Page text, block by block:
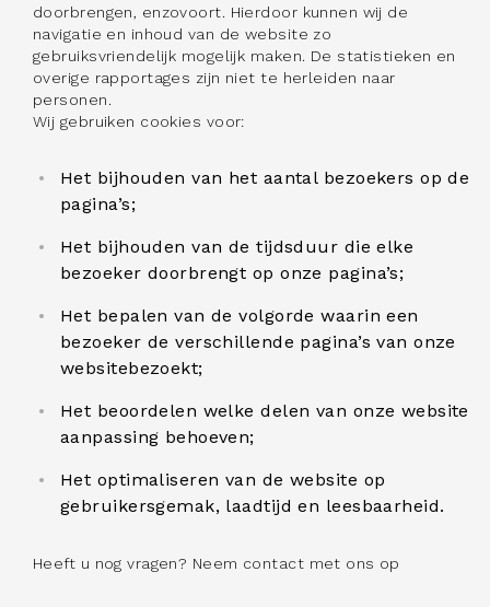
doorbrengen, enzovoort. Hierdoor kunnen wij de
navigatie en inhoud van de website zo
gebruiksvriendelijk mogelijk maken. De statistieken en
overige rapportages zijn niet te herleiden naar
personen.
Wij gebruiken cookies voor:
Het bijhouden van het aantal bezoekers op de
pagina’s;
Het bijhouden van de tijdsduur die elke
bezoeker doorbrengt op onze pagina’s;
Het bepalen van de volgorde waarin een
bezoeker de verschillende pagina’s van onze
websitebezoekt;
Het beoordelen welke delen van onze website
aanpassing behoeven;
Het optimaliseren van de website op
gebruikersgemak, laadtijd en leesbaarheid.
Heeft u nog vragen? Neem contact met ons op